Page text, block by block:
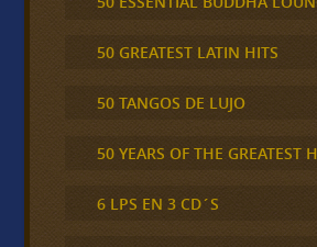
50 GREATEST LATIN HITS
50 TANGOS DE LUJO
50 YEARS OF THE GREATEST
6 LPS EN 3 CD´S